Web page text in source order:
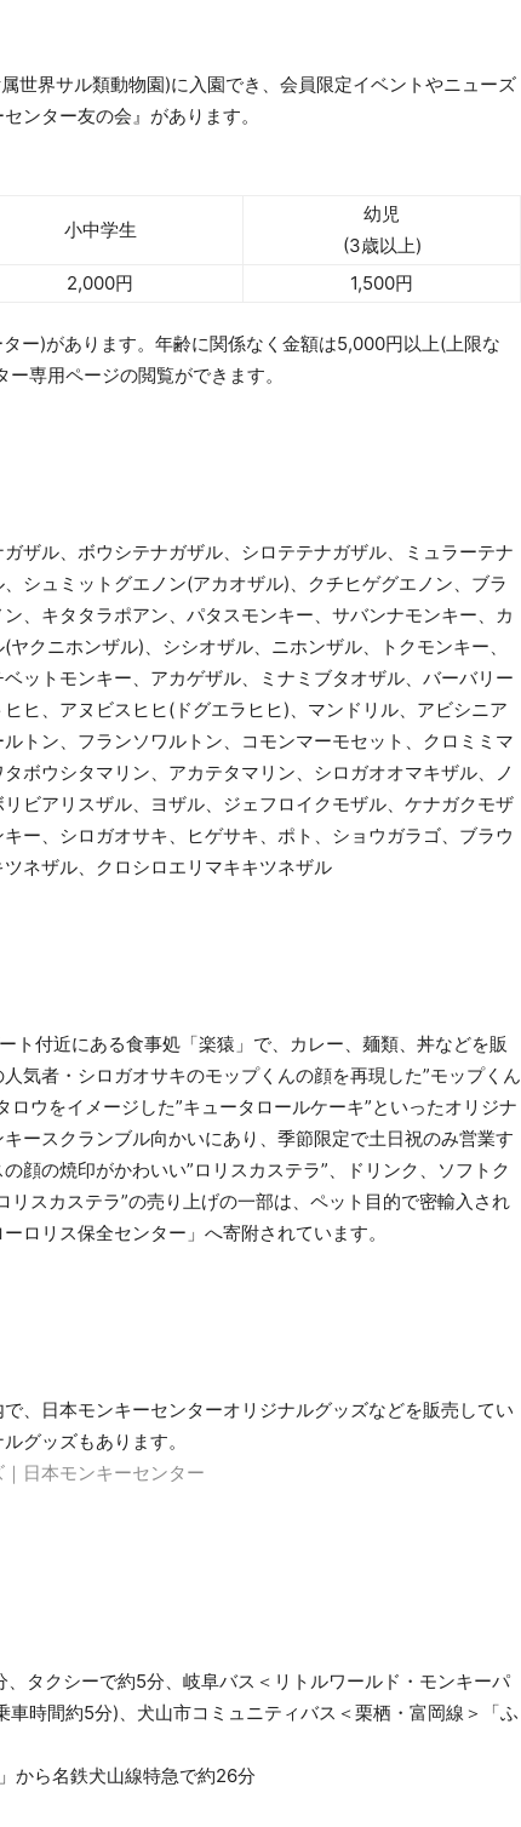
世界サル類動物園)に入園でき、会員限定イベントやニューズ
ンター友の会』があります。
小中学生
幼児
(3歳以上)
2,000円 1,500円
ー)があります。年齢に関係なく金額は5,000円以上(上限な
専用ページの閲覧ができます。
ザル、ボウシテナガザル、シロテテナガザル、ミュラーテナ
シュミットグエノン(アカオザル)、クチヒゲグエノン、ブラ
、キタタラポアン、パタスモンキー、サバンナモンキー、カ
クニホンザル)、シシオザル、ニホンザル、トクモンキー、
ットモンキー、アカゲザル、ミナミブタオザル、バーバリー
ヒ、アヌビスヒヒ(ドグエラヒヒ)、マンドリル、アビシニア
トン、フランソワルトン、コモンマーモセット、クロミミマ
ボウシタマリン、アカテタマリン、シロガオオマキザル、ノ
ビアリスザル、ヨザル、ジェフロイクモザル、ケナガクモザ
ー、シロガオサキ、ヒゲサキ、ポト、ショウガラゴ、ブラウ
ネザル、クロシロエリマキキツネザル
ト付近にある食事処「楽猿」で、カレー、麺類、丼などを販
気者・シロガオサキのモップくんの顔を再現した”モップくん
ロウをイメージした”キュータロールケーキ”といったオリジナ
ースクランブル向かいにあり、季節限定で土日祝のみ営業す
顔の焼印がかわいい”ロリスカステラ”、ドリンク、ソフトク
リスカステラ”の売り上げの一部は、ペット目的で密輸入され
ロリス保全センター」へ寄附されています。
、日本モンキーセンターオリジナルグッズなどを販売してい
グッズもあります。
日本モンキーセンター
タクシーで約5分、岐阜バス＜リトルワールド・モンキーパ
時間約5分)、犬山市コミュニティバス＜栗栖・富岡線＞「ふ
から名鉄犬山線特急で約26分